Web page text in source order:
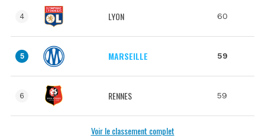
4 LYON 60
5 MARSEILLE 59
6 RENNES 59
Voir le classement complet